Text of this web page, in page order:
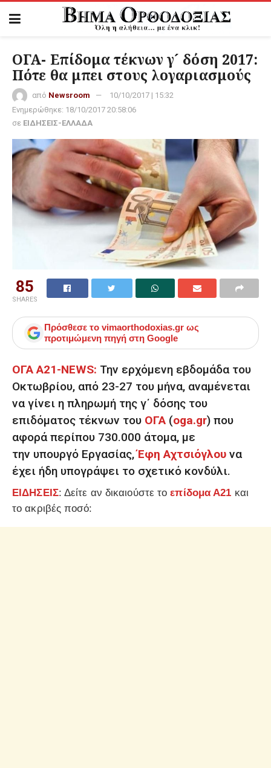
ΟΓΑ- Επίδομα τέκνων γ´ δόση 2017:
Πότε θα μπει στους λογαριασμούς
από Newsroom
10/10/2017 | 15:32
Ενημερώθηκε: 18/10/2017 20:58:06
σε ΕΙΔΗΣΕΙΣ-ΕΛΛΑΔΑ
85
SHARES
Πρόσθεσε το vimaorthodoxias.gr ως
προτιμώμενη πηγή στη Google
ΟΓΑ Α21-NEWS: Την ερχόμενη εβδομάδα του
Οκτωβρίου, από 23-27 του μήνα, αναμένεται
να γίνει η πληρωμή της γ΄ δόσης του
επιδόματος τέκνων του ΟΓΑ (oga.gr) που
αφορά περίπου 730.000 άτομα, με
την υπουργό Εργασίας,Έφη Αχτσιόγλου να
έχει ήδη υπογράψει το σχετικό κονδύλι.
ΕΙΔΗΣΕΙΣ: Δείτε αν δικαιούστε τοεπίδομα Α21 και
το ακριβές ποσό: